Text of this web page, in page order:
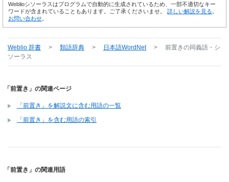
Weblioシソーラスはプログラムで自動的に生成されているため、一部不適切なキー
ワードが含まれていることもあります。ご了承くださいませ。 詳しい解説を見る
お問い合わせ
Weblio 辞書 > 類語辞典 > 日本語WordNet > 前置きの同義語・シ
ソーラス
「前置き」の関連ページ
「前置き」を解説文に含む用語の一覧
「前置き」を含む用語の索引
「前置き」の関連用語